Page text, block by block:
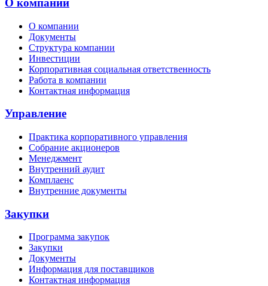
О компании
О компании
Документы
Структура компании
Инвестиции
Корпоративная социальная ответственность
Работа в компании
Контактная информация
Управление
Практика корпоративного управления
Собрание акционеров
Менеджмент
Внутренний аудит
Комплаенс
Внутренние документы
Закупки
Программа закупок
Закупки
Документы
Информация для поставщиков
Контактная информация